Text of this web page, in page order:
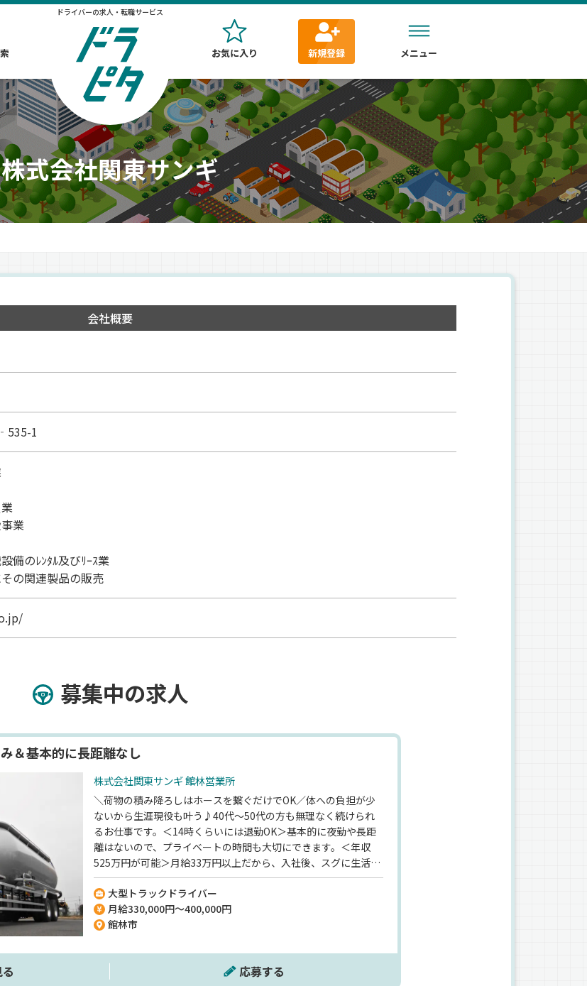
ドライバーの求人・転職サービス
お気に入り 新規登録 メニュー
株式会社関東サンギ
会社概要
1
業
備のﾚﾝﾀﾙ及びﾘｰｽ業
の関連製品の販売
募集中の求人
＆基本的に長距離なし
株式会社関東サンギ 館林営業所
＼荷物の積み降ろしはホースを繋ぐだけでOK／体への負担が少
ないから生涯現役も叶う♪40代～50代の方も無理なく続けられ
るお仕事です。＜14時くらいには退勤OK＞基本的に夜勤や長距
離はないので、プライベートの時間も大切にできます。＜年収
525万円が可能＞月給33万円以上だから、入社後、スグに生活も
安定しますよ◎【取引先は大手企業】お任せするのはセメントや
石灰などを圧送車という特殊なトラックに乗って現場まで配送す
るお仕事。業務量も安定しているので、安心して長く働けます。
大型トラックドライバー
月給330,000円～400,000円
館林市
応募する